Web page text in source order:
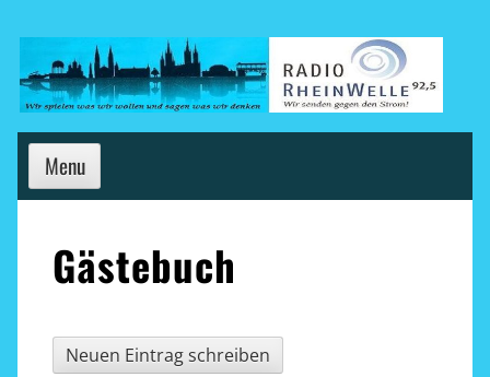
content
Menu
Gästebuch